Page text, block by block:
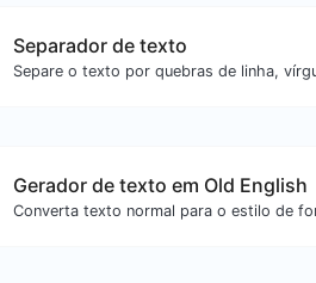
Separador de texto
Gerador de texto em Old English